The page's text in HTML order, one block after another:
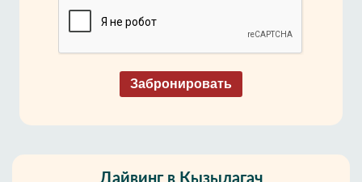
Забронировать
Дайвинг в Кызылагач